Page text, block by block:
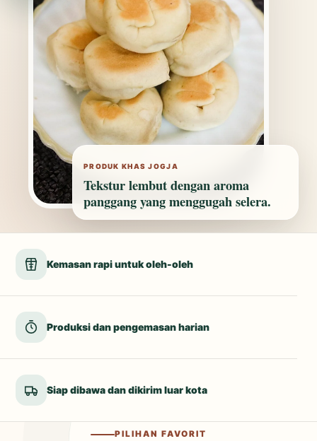
PRODUK KHAS JOGJA
Tekstur lembut dengan aroma
panggang yang menggugah selera.
Kemasan rapi untuk oleh-oleh
Produksi dan pengemasan harian
Siap dibawa dan dikirim luar kota
PILIHAN FAVORIT